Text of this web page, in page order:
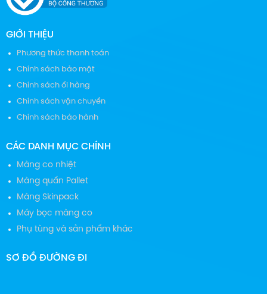
GIỚI THIỆU
Phương thức thanh toán
Chính sách bảo mật
Chính sách ổi hàng
Chính sách vận chuyển
Chính sách bảo hành
CÁC DANH MỤC CHÍNH
Màng co nhiệt
Màng quấn Pallet
Màng Skinpack
Máy bọc màng co
Phụ tùng và sản phẩm khác
SƠ ĐỒ ĐƯỜNG ĐI